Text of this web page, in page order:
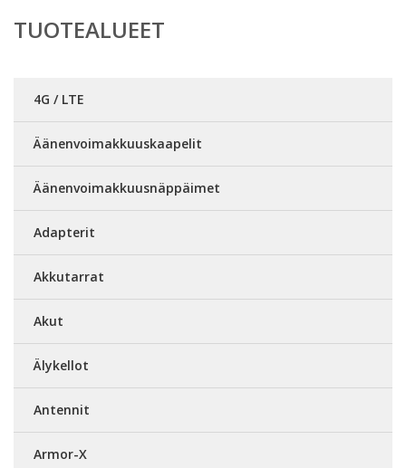
TUOTEALUEET
4G / LTE
Äänenvoimakkuuskaapelit
Äänenvoimakkuusnäppäimet
Adapterit
Akkutarrat
Akut
Älykellot
Antennit
Armor-X